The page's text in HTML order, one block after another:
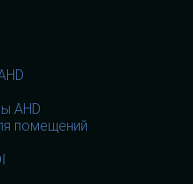
AHD
помещений